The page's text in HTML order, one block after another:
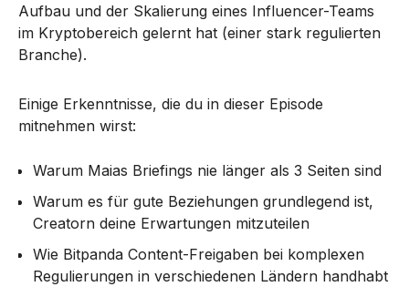
Aufbau und der Skalierung eines Influencer-Teams
im Kryptobereich gelernt hat (einer stark regulierten
Branche).
Einige Erkenntnisse, die du in dieser Episode
mitnehmen wirst:
Warum Maias Briefings nie länger als 3 Seiten sind
Warum es für gute Beziehungen grundlegend ist,
Creatorn deine Erwartungen mitzuteilen
Wie Bitpanda Content-Freigaben bei komplexen
Regulierungen in verschiedenen Ländern handhabt